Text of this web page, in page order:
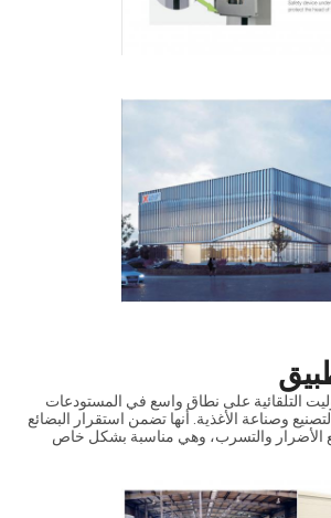
التلقائية على نطاق واسع في المستودعات
وصناعة الأغذية. أنها تضمن استقرار البضائع
الأضرار والتسرب، وهي مناسبة بشكل خاص